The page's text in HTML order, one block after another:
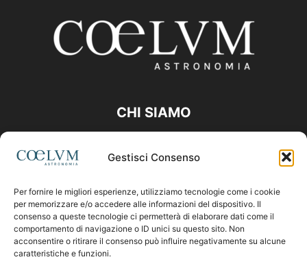
Gestisci Consenso
Per fornire le migliori esperienze, utilizziamo tecnologie come i cookie
per memorizzare e/o accedere alle informazioni del dispositivo. Il
consenso a queste tecnologie ci permetterà di elaborare dati come il
comportamento di navigazione o ID unici su questo sito. Non
acconsentire o ritirare il consenso può influire negativamente su alcune
caratteristiche e funzioni.
CHI SIAMO
Contattaci:coelumastro@coelum.com
SEGUICI